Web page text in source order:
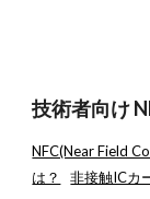
技術者向け
NFC(Near Field
は？
非接触ICカ